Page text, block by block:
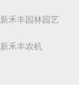
新禾丰园林园艺
新禾丰农机